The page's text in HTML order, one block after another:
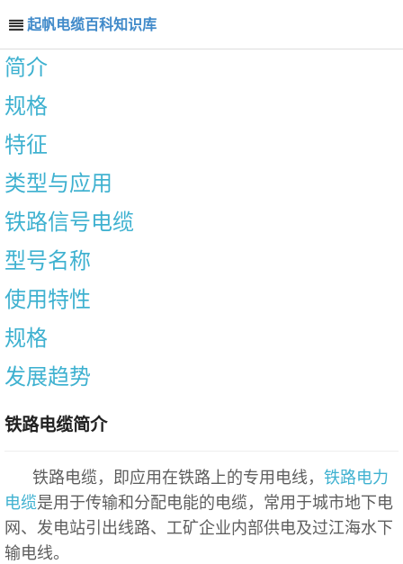
起帆电缆百科知识库
简介
规格
特征
类型与应用
铁路信号电缆
型号名称
使用特性
规格
发展趋势
铁路电缆简介
铁路电缆，即应用在铁路上的专用电线，铁路电力
电缆是用于传输和分配电能的电缆，常用于城市地下电
网、发电站引出线路、工矿企业内部供电及过江海水下
输电线。